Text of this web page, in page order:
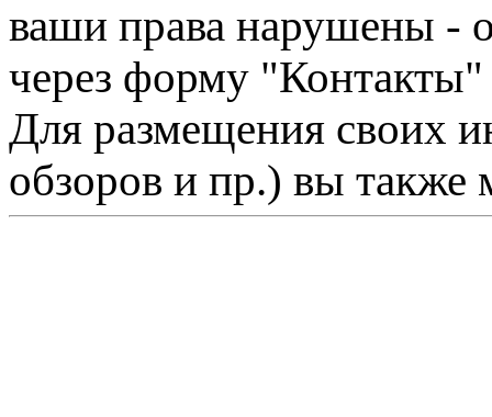
ваши права нарушены -
через форму "Контакты"
Для размещения своих
обзоров и пр.) вы также